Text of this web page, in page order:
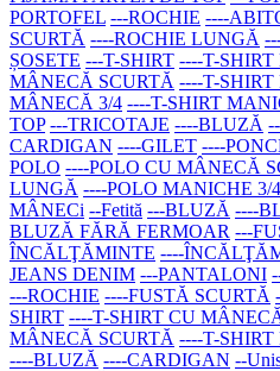
PORTOFEL ---ROCHIE ----
SCURTĂ ----ROCHIE LUNGĂ
ȘOSETE ---T-SHIRT ----T-
MÂNECĂ SCURTĂ ----T-
MÂNECĂ 3/4 ----T-SHIRT
TOP ---TRICOTAJE ----BLUZĂ
CARDIGAN ----GILET ----
POLO ----POLO CU MÂNECĂ
LUNGĂ ----POLO MANICHE 3/4
MÂNECi --Fetită ---BLUZĂ ----
BLUZĂ FĂRĂ FERMOAR ---
ÎNCĂLŢĂMINTE ----
JEANS DENIM ---PANTALONI
---ROCHIE ----FUSTĂ SCURTĂ
SHIRT ----T-SHIRT CU
MÂNECĂ SCURTĂ ----T-
----BLUZĂ ----CARDIGAN --